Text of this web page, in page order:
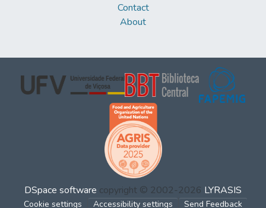
Contact
About
DSpace software copyright © 2002-2026 LYRASIS
Cookie settings Accessibility settings Send Feedback